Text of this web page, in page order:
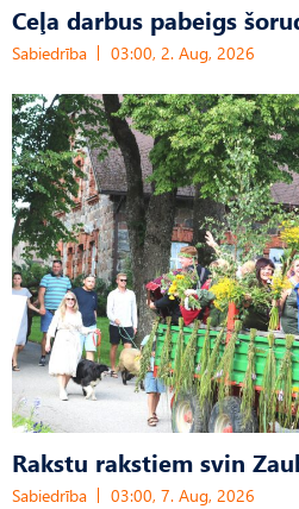
Ceļa darbus pabeigs
Sabiedrība 03:00, 2. Aug, 2026
Rakstu rakstiem svin
Sabiedrība 03:00, 7. Aug, 2026